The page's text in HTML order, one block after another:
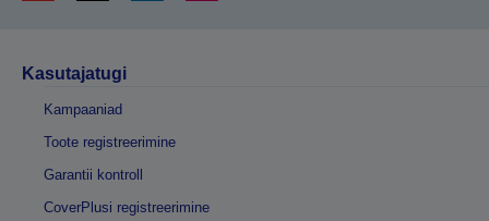
Kasutajatugi
Kampaaniad
Toote registreerimine
Garantii kontroll
CoverPlusi registreerimine